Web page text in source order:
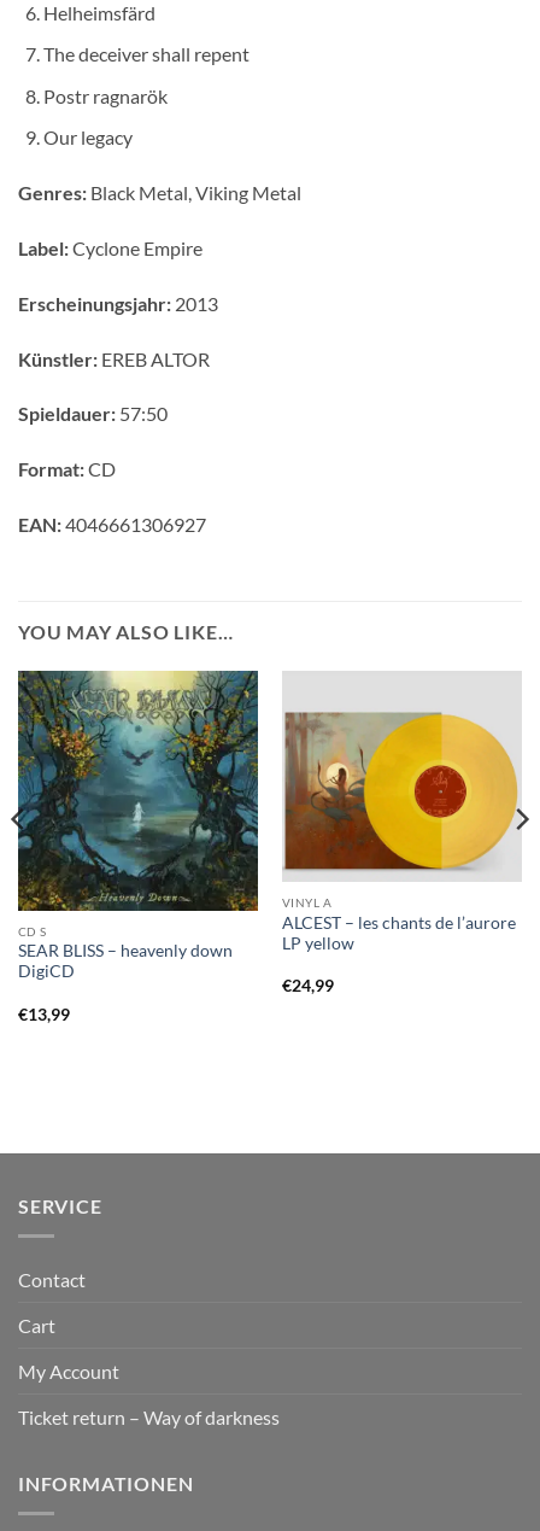
Helheimsfärd
The deceiver shall repent
Postr ragnarök
Our legacy
Genres: Black Metal, Viking Metal
Label:Cyclone Empire
Erscheinungsjahr: 2013
Künstler: EREB ALTOR
Spieldauer: 57:50
Format:CD
EAN:4046661306927
YOU MAY ALSO LIKE…
CD S
SEAR BLISS – heavenly down
DigiCD
€13,99
VINYL A
ALCEST – les chants de l’aurore
LP yellow
€24,99
SERVICE
Contact
Cart
My Account
Ticket return – Way of darkness
INFORMATIONEN